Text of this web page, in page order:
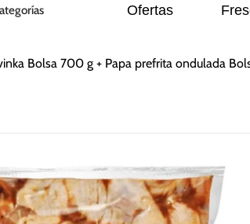
Ofertas
Bolsa 700 g + Papa prefrita ondulada